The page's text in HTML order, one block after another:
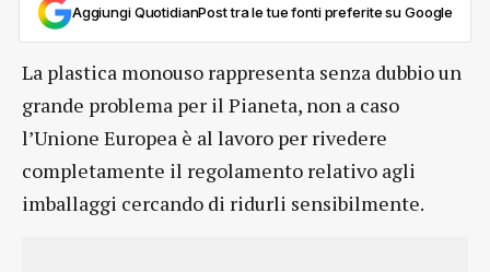
Aggiungi QuotidianPost tra le tue fonti preferite su Google
La plastica monouso rappresenta senza dubbio un
grande problema per il Pianeta, non a caso
l’Unione Europea è al lavoro per rivedere
completamente il regolamento relativo agli
imballaggi cercando di ridurli sensibilmente.